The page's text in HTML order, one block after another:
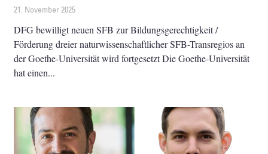
21. November 2025
DFG bewilligt neuen SFB zur Bildungsgerechtigkeit /
Förderung dreier naturwissenschaftlicher SFB-Transregios an
der Goethe-Universität wird fortgesetzt Die Goethe-Universität
hat einen